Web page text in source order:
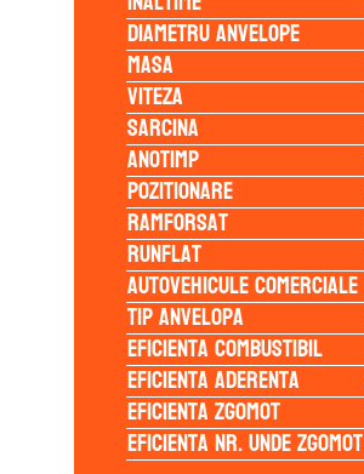
Diametru anvelope
Masa
Viteza
Sarcina
Anotimp
Pozitionare
Ramforsat
Runflat
Autovehicule comerciale
Tip anvelopa
Eficienta Combustibil
Eficienta Aderenta
Eficienta Zgomot
Eficienta Nr. Unde Zgomot